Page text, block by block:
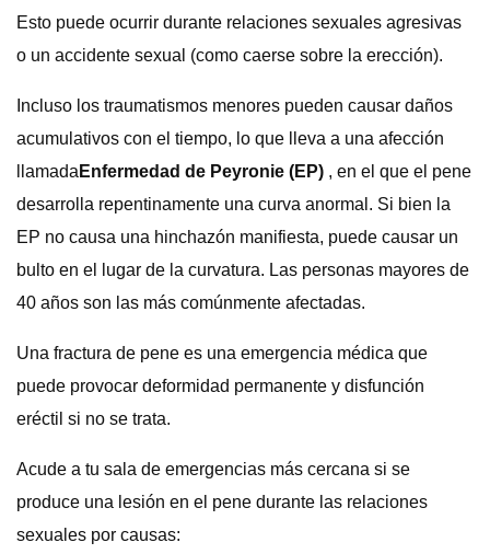
Esto puede ocurrir durante relaciones sexuales agresivas
o un accidente sexual (como caerse sobre la erección).
Incluso los traumatismos menores pueden causar daños
acumulativos con el tiempo, lo que lleva a una afección
llamada Enfermedad de Peyronie (EP) , en el que el pene
desarrolla repentinamente una curva anormal. Si bien la
EP no causa una hinchazón manifiesta, puede causar un
bulto en el lugar de la curvatura. Las personas mayores de
40 años son las más comúnmente afectadas.
Una fractura de pene es una emergencia médica que
puede provocar deformidad permanente y disfunción
eréctil si no se trata.
Acude a tu sala de emergencias más cercana si se
produce una lesión en el pene durante las relaciones
sexuales por causas: